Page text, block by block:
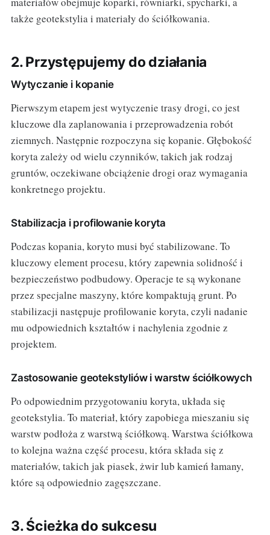
także geotekstylia i materiały do ściółkowania.
2. Przystępujemy do działania
Wytyczanie i kopanie
Pierwszym etapem jest wytyczenie trasy drogi, co jest
kluczowe dla zaplanowania i przeprowadzenia robót
ziemnych. Następnie rozpoczyna się kopanie. Głębokość
koryta zależy od wielu czynników, takich jak rodzaj
gruntów, oczekiwane obciążenie drogi oraz wymagania
konkretnego projektu.
Stabilizacja i profilowanie koryta
Podczas kopania, koryto musi być stabilizowane. To
kluczowy element procesu, który zapewnia solidność i
bezpieczeństwo podbudowy. Operacje te są wykonane
przez specjalne maszyny, które kompaktują grunt. Po
stabilizacji następuje profilowanie koryta, czyli nadanie
mu odpowiednich kształtów i nachylenia zgodnie z
projektem.
Zastosowanie geotekstyliów i warstw ściółkowych
Po odpowiednim przygotowaniu koryta, układa się
geotekstylia. To materiał, który zapobiega mieszaniu się
warstw podłoża z warstwą ściółkową. Warstwa ściółkowa
to kolejna ważna część procesu, która składa się z
materiałów, takich jak piasek, żwir lub kamień łamany,
które są odpowiednio zagęszczane.
3. Ścieżka do sukcesu